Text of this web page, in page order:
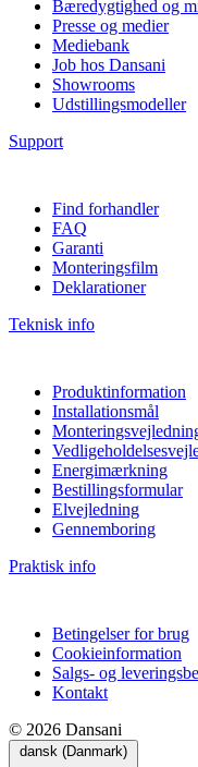
Bæredygtighed og
Presse og medier
Mediebank
Job hos Dansani
Showrooms
Udstillingsmodeller
Support
Find forhandler
FAQ
Garanti
Monteringsfilm
Deklarationer
Teknisk info
Produktinformation
Installationsmål
Energimærkning
Bestillingsformular
Elvejledning
Gennemboring
Praktisk info
Betingelser for brug
Cookieinformation
Salgs- og
Kontakt
© 2026 Dansani
dansk (Danmark)